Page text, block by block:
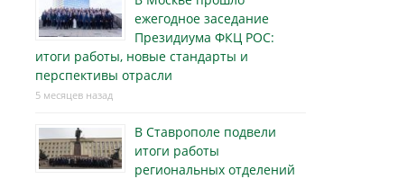
ежегодное заседание
Президиума ФКЦ РОС:
итоги работы, новые стандарты и
перспективы отрасли
5 месяцев назад
В Ставрополе подвели
итоги работы
региональных отделений